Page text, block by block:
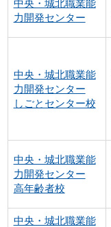
中央・城北職業能
力開発センター
中央・城北職業能
力開発センター
しごとセンター校
中央・城北職業能
力開発センター
高年齢者校
中央・城北職業能